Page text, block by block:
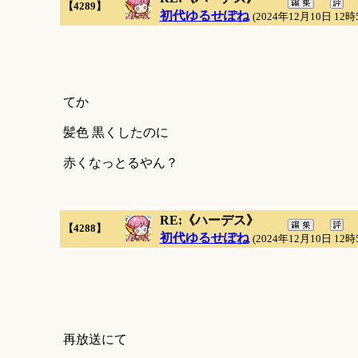
【4289】
初代ゆるせぽね (2024年12月10日 12時
てか
髪色 黒くしたのに
赤くなっとるやん？
【4288】
RE:《ハーデス》
初代ゆるせぽね (2024年12月10日 12時
再放送にて